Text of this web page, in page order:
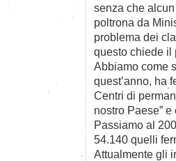
senza che
poltrona da
problema dei
questo chiede il
Abbiamo come
quest’anno, ha
Centri di
nostro Paese”
Passiamo al
54.140 quelli
Attualmente gli